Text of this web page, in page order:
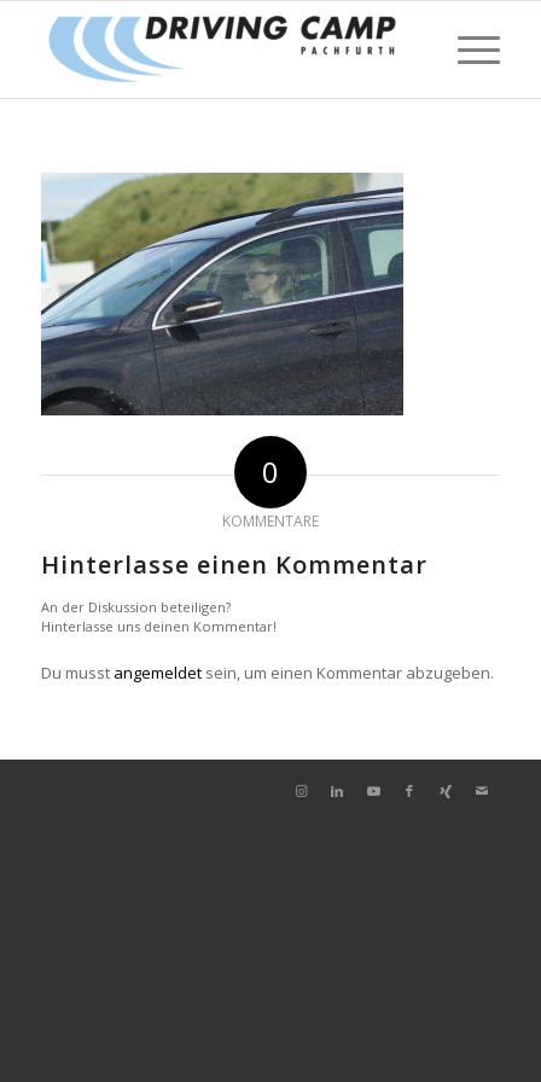
0
KOMMENTARE
Hinterlasse einen Kommentar
An der Diskussion beteiligen?
Hinterlasse uns deinen Kommentar!
Du musst angemeldetsein, um einen Kommentar abzugeben.